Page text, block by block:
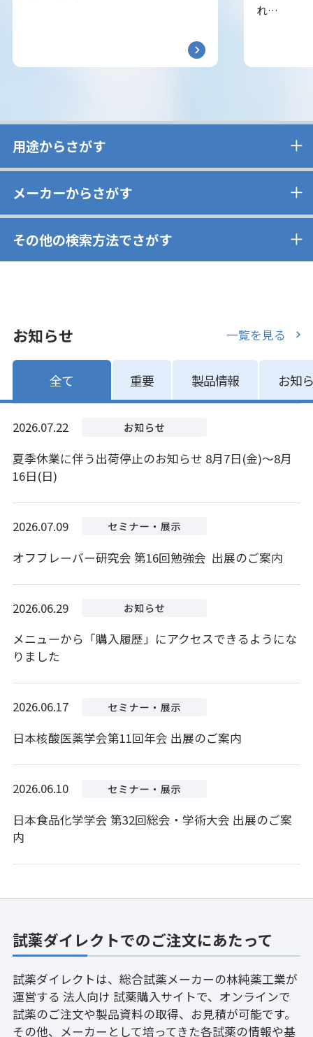
れ…
用途からさがす
メーカーからさがす
その他の検索方法でさがす
お知らせ 一覧を見る
全て 重要 製品情報 お知
2026.07.22
夏季休業に伴う出荷停止のお知らせ 8月7日(金)～8月
16日(日)
2026.07.09
オフフレーバー研究会 第16回勉強会 出展のご案内
2026.06.29
メニューから「購入履歴」にアクセスできるようにな
りました
2026.06.17
日本核酸医薬学会第11回年会 出展のご案内
2026.06.10
日本食品化学学会 第32回総会・学術大会 出展のご案
内
試薬ダイレクトでのご注文にあたって
試薬ダイレクトは、総合試薬メーカーの林純薬工業が
運営する 法人向け 試薬購入サイトで、オンラインで
試薬のご注文や製品資料の取得、お見積が可能です。
その他、メーカーとして培ってきた各試薬の情報や基